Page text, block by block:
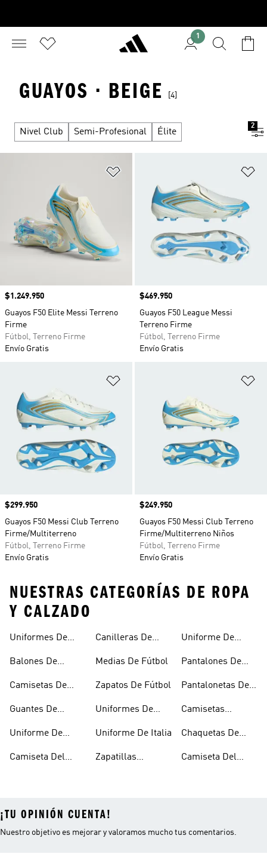
1
GUAYOS · BEIGE [4]
Nivel Club Semi-Profesional Élite
2
Precio
$1.249.950
Guayos F50 Elite Messi Terreno
Firme
Fútbol, Terreno Firme
Envío Gratis
Precio
$469.950
Guayos F50 League Messi
Terreno Firme
Fútbol, Terreno Firme
Envío Gratis
Precio
$299.950
Guayos F50 Messi Club Terreno
Firme/Multiterreno
Fútbol, Terreno Firme
Envío Gratis
Precio
$249.950
Guayos F50 Messi Club Terreno
Firme/Multiterreno Niños
Fútbol, Terreno Firme
Envío Gratis
NUESTRAS CATEGORÍAS DE ROPA
Y CALZADO
Uniformes De
Balones De
Camisetas De
Guantes De
Uniforme De
Camiseta Del
Canilleras De
Medias De Fútbol
Zapatos De Fútbol
Uniformes De
Uniforme De Italia
Zapatillas
Uniforme De
Pantalones De
Pantalonetas De
Camisetas
Chaquetas De
Camiseta Del
¡TU OPINIÓN CUENTA!
Nuestro objetivo es mejorar y valoramos mucho tus comentarios.